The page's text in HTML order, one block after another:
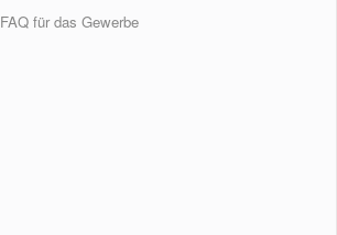
FAQ für das Gewerbe